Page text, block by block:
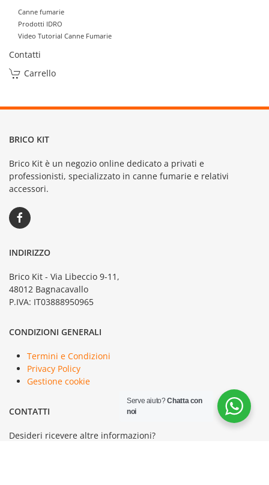
Canne fumarie
Prodotti IDRO
Video Tutorial Canne Fumarie
Contatti
Carrello
BRICO KIT
Brico Kit è un negozio online dedicato a privati e
professionisti, specializzato in canne fumarie e relativi
accessori.
INDIRIZZO
Brico Kit - Via Libeccio 9-11,
48012 Bagnacavallo
P.IVA: IT03888950965
CONDIZIONI GENERALI
Termini e Condizioni
Privacy Policy
Gestione cookie
CONTATTI
Desideri ricevere altre informazioni?
Serve aiuto?Chatta con
noi